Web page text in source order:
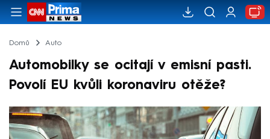
Domů Auto
Automobilky se ocitají v emisní pasti.
Povolí EU kvůli koronaviru otěže?